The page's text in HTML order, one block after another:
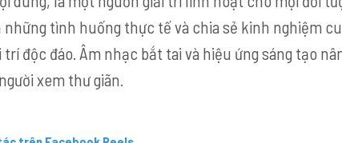
tình huống thực tế và chia sẻ kinh nghiệm
độc đáo. Âm nhạc bắt tai và hiệu ứng sáng tạo
xem thư giãn.